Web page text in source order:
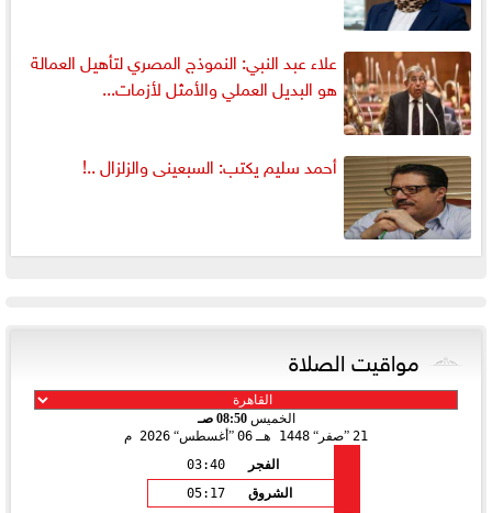
علاء عبد النبي: النموذج المصري لتأهيل العمالة
هو البديل العملي والأمثل لأزمات...
أحمد سليم يكتب: السبعينى والزلزال ..!
مواقيت الصلاة
الخميس08:50 صـ
21 صفر 1448 هـ 06 أغسطس 2026 م
الفجر
03:40
الشروق
05:17